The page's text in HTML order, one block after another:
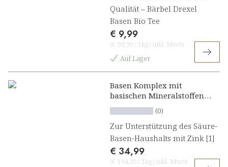
Qualität – Bärbel Drexel
Basen Bio Tee
€ 9,99
(€ 99,90 / 1kg) inkl. MwSt
Auf Lager
Basen Komplex mit
basischen Mineralstoffen
plus Angelikawurzel und
Biotin Presslinge
(0)
Zur Unterstützung des Säure-
Basen-Haushalts mit Zink [1]
€ 34,99
(€ 194,39 / 1kg) inkl. MwSt